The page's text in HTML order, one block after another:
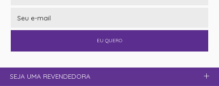
EU QUERO
SEJA UMA REVENDEDORA